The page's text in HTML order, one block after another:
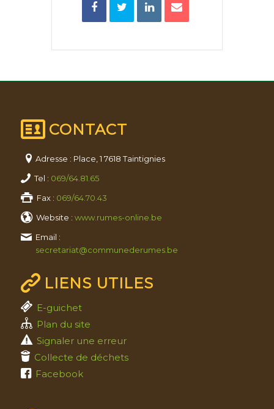
CONTACT
Adresse : Place, 1 7618 Taintignies
Tel : 069/64.81.65
Fax : 069/64.70.43
Website :www.rumes-online.be
Email :
secretariat@communederumes.be
LIENS UTILES
E-guichet
Plan du site
Signaler une erreur
Collecte de déchets
Facebook